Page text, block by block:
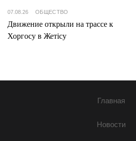
07.08.26 ОБЩЕСТВО
Движение открыли на трассе к
Хоргосу в Жетісу
Главная
Новости